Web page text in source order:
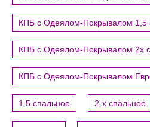
КПБ с Одеялом-Покрывалом 1,5
КПБ с Одеялом-Покрывалом 2х
КПБ с Одеялом-Покрывалом
1,5 спальное 2-х спальное